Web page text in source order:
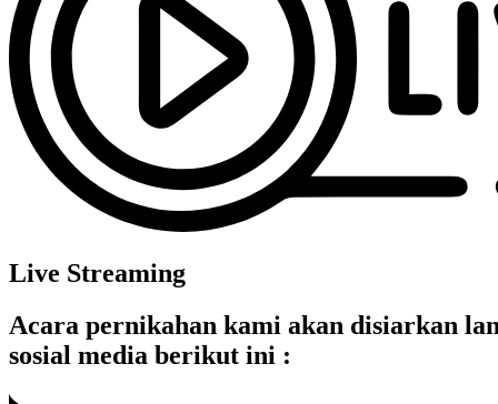
Live Streaming
Acara pernikahan kami akan disiarkan
sosial media berikut ini :